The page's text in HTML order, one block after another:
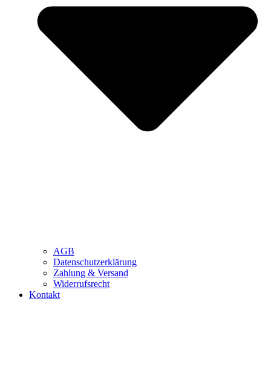
AGB
Datenschutzerklärung
Zahlung & Versand
Widerrufsrecht
Kontakt